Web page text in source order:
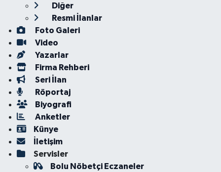
Diğer
Resmi İlanlar
Foto Galeri
Video
Yazarlar
Firma Rehberi
Seri İlan
Röportaj
Biyografi
Anketler
Künye
İletişim
Servisler
Bolu Nöbetçi Eczaneler